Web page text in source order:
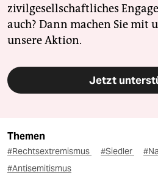
zivilgesellschaftliches
auch? Dann machen Sie mit
unsere Aktion.
Jetzt
Themen
#Rechtsextremismus #Siedler
#Antisemitismus